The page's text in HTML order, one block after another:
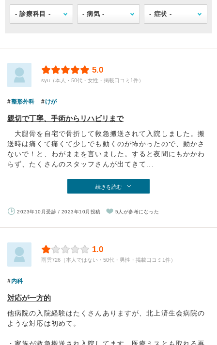
5.0
syu（本人・50代・女性・掲載口コミ1件）
整形外科 けが
親切で丁寧、手術からリハビリまで
大腿骨を自宅で骨折して救急搬送されて入院しました。搬
送時は痛くて痛くて少しでも動くのが怖かったので、動かさ
ないで！と、わがままを言いました。すると夜間にもかかわ
らず、たくさんのスタッフさんが出てきて...
続きを読む
2023年10月受診 / 2023年10月投稿 5人が参考になった
1.0
雨雲726（本人ではない・50代・男性・掲載口コミ1件）
内科
対応が一方的
他病院の入院経験はたくさんありますが、北上済生会病院の
ような対応は初めて。